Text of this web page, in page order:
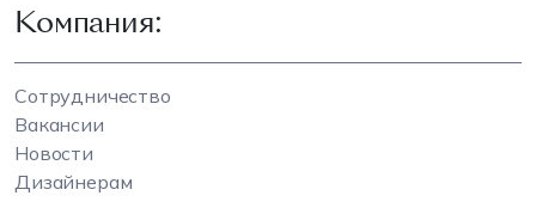
Компания:
Сотрудничество
Вакансии
Новости
Дизайнерам